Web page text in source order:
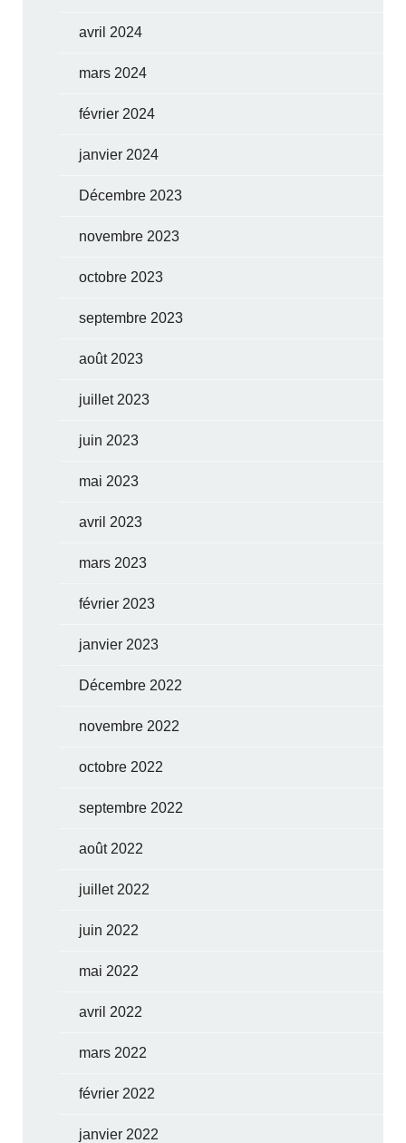
avril 2024
mars 2024
février 2024
janvier 2024
Décembre 2023
novembre 2023
octobre 2023
septembre 2023
août 2023
juillet 2023
juin 2023
mai 2023
avril 2023
mars 2023
février 2023
janvier 2023
Décembre 2022
novembre 2022
octobre 2022
septembre 2022
août 2022
juillet 2022
juin 2022
mai 2022
avril 2022
mars 2022
février 2022
janvier 2022